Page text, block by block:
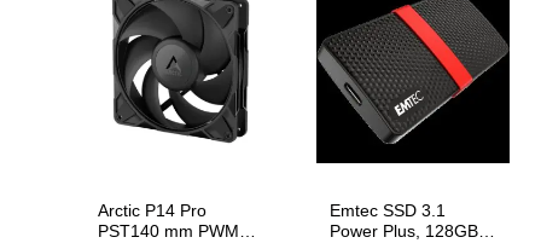
Arctic P14 Pro
PST140 mm PWM
Emtec SSD 3.1
Power Plus, 128GB